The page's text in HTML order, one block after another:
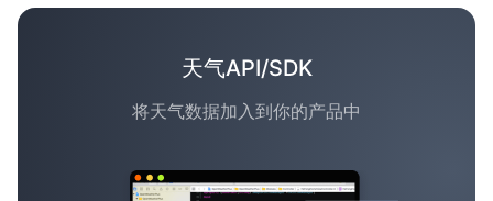
天气API/SDK
将天气数据加入到你的产品中